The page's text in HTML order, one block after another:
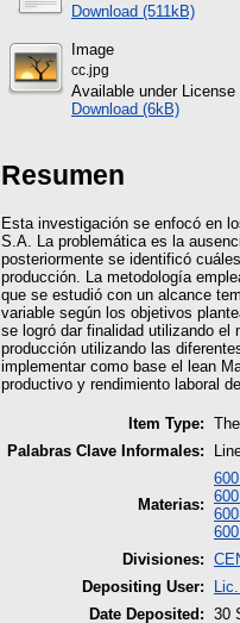
Download (511kB)
Image
cc.jpg
Available under License
Download (6kB)
Resumen
Esta investigación se enfocó en
S.A. La problemática es la
posteriormente se identificó
producción. La metodología
que se estudió con un alcance
variable según los objetivos
se logró dar finalidad utilizando el
producción utilizando las
implementar como base el lean
productivo y rendimiento laboral
Item Type:
Palabras Clave Informales:
Materias:
Divisiones:
Depositing User:
Date Deposited: 30